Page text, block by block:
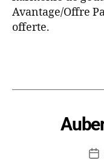
Avantage/Offre
offerte.